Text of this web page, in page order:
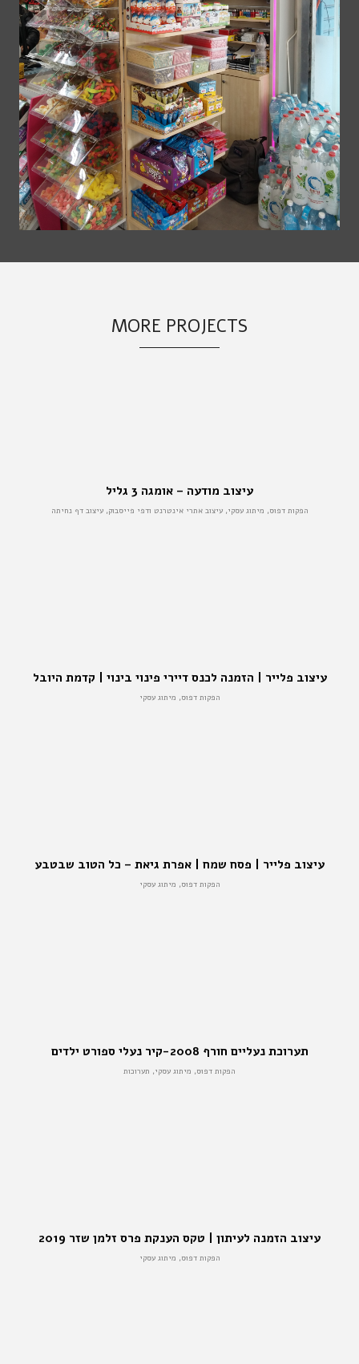
MORE PROJECTS
עיצוב מודעה – אומגה 3 גליל
הפקות דפוס, מיתוג עסקי, עיצוב אתרי אינטרנט ודפי פייסבוק, עיצוב דף נחיתה
עיצוב פלייר | הזמנה לכנס דיירי פינוי בינוי | קדמת היובל
הפקות דפוס, מיתוג עסקי
עיצוב פלייר | פסח שמח | אפרת גיאת – כל הטוב שבטבע
הפקות דפוס, מיתוג עסקי
תערוכת נעליים חורף 2008-קיר נעלי ספורט ילדים
הפקות דפוס, מיתוג עסקי, תערוכות
עיצוב הזמנה לעיתון | טקס הענקת פרס זלמן שזר 2019
הפקות דפוס, מיתוג עסקי